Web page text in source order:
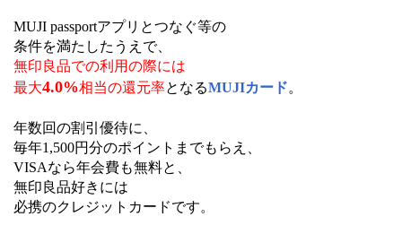
MUJI passportアプリとつなぐ等の
条件を満たしたうえで、
無印良品での利用の際には
最大4.0%相当の還元率となるMUJIカード。
年数回の割引優待に、
毎年1,500円分のポイントまでもらえ、
VISAなら年会費も無料と、
無印良品好きには
必携のクレジットカードです。